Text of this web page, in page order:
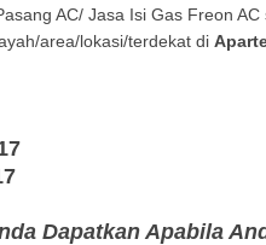
AC/ Jasa Isi Gas Freon
area/lokasi/terdekat di
Dapatkan Apabila